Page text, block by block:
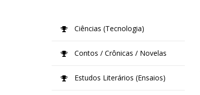
Ciências (Tecnologia)
Contos / Crônicas / Novelas
Estudos Literários (Ensaios)